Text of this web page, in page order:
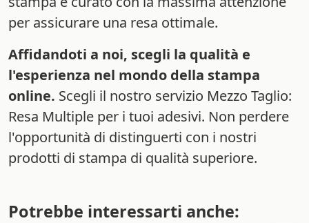
per assicurare una resa ottimale.
Affidandoti a noi, scegli la qualità e
l'esperienza nel mondo della stampa
online. Scegli il nostro servizio Mezzo Taglio:
Resa Multiple per i tuoi adesivi. Non perdere
l'opportunità di distinguerti con i nostri
prodotti di stampa di qualità superiore.
Potrebbe interessarti anche: